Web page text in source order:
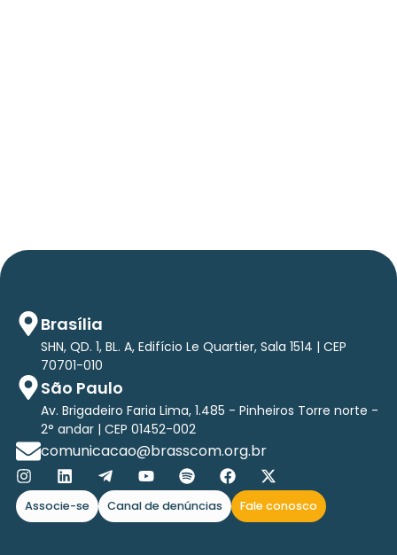
Brasília
SHN, QD. 1, BL. A, Edifício Le Quartier, Sala 1514 | CEP
70701-010
São Paulo
Av. Brigadeiro Faria Lima, 1.485 - Pinheiros Torre norte -
2° andar | CEP 01452-002
comunicacao@brasscom.org.br
Associe-se Canal de denúncias Fale conosco